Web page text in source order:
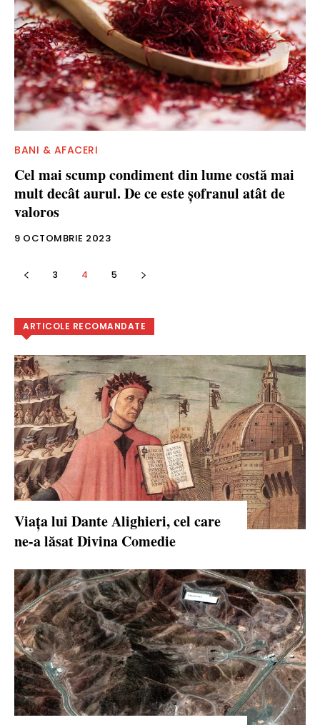
BANI & AFACERI
Cel mai scump condiment din lume costă mai
mult decât aurul. De ce este şofranul atât de
valoros
9 OCTOMBRIE 2023
3 4 5
ARTICOLE RECOMANDATE
Viața lui Dante Alighieri, cel care
ne-a lăsat Divina Comedie